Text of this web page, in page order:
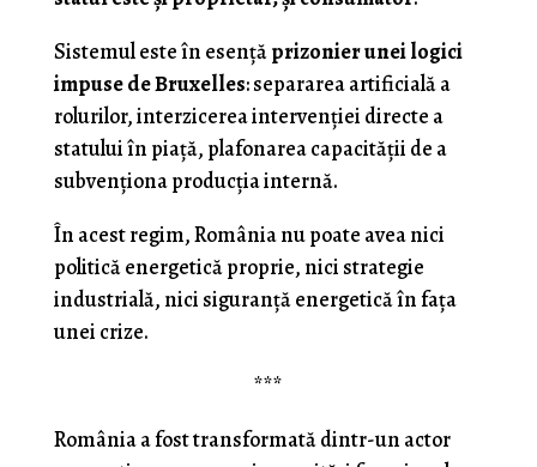
Sistemul este în esențăprizonier unei logici
impuse de Bruxelles: separarea artificială a
rolurilor, interzicerea intervenției directe a
statului în piață, plafonarea capacității de a
subvenționa producția internă.
În acest regim, România nu poate avea nici
politică energetică proprie, nici strategie
industrială, nici siguranță energetică în fața
unei crize.
***
România a fost transformată dintr-un actor